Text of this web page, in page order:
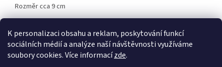
K personalizaci obsahu a reklam, poskytování funkcí
sociálních médií a analýze naší návštěvnosti využíváme
soubory cookies. Více informacízde.
Rozměr cca 9 cm